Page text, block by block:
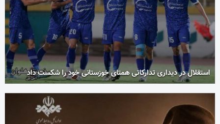
استقلال در دیداری تدارکاتی همتای خوزستانی خود را شکست داد